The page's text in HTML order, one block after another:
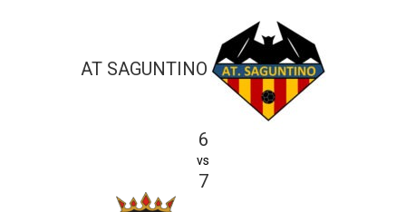
AT SAGUNTINO
6
vs
7